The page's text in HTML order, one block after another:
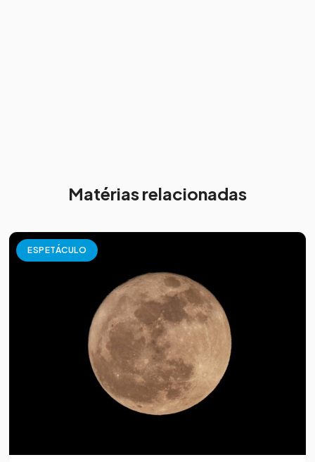
Matérias relacionadas
ESPETÁCULO